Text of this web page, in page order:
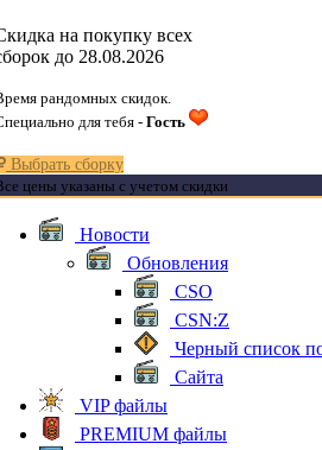
на покупку всех
до 28.08.2026
рандомных скидок.
для тебя - Гость
Выбрать сборку
цены указаны с учетом скидки
Новости
Обновления
CSO
CSN:Z
Черный список
Сайта
VIP файлы
PREMIUM файлы